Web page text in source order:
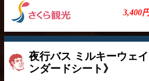
3,400
夜行バス ミルキーウェ
ンダードシート》